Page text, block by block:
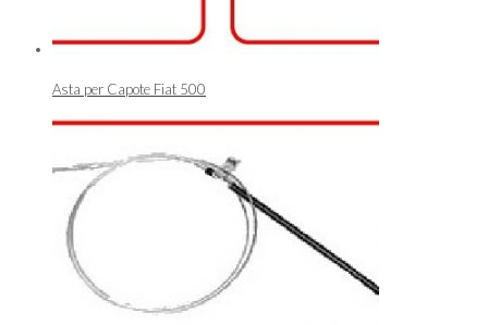
Asta per Capote Fiat 500